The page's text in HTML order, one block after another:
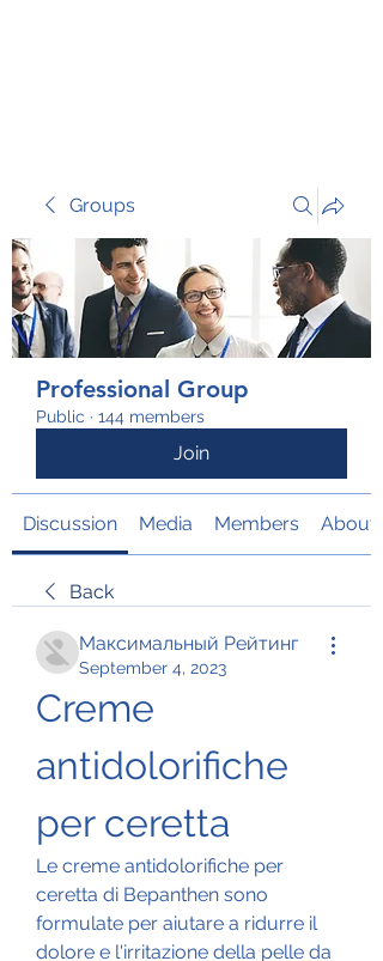
Groups
Professional Group
Public · 144 members
Join
Discussion Media Members About
Back
Максимальный Рейтинг
September 4, 2023
Creme
antidolorifiche
per ceretta
Le creme antidolorifiche per
ceretta di Bepanthen sono
formulate per aiutare a ridurre il
dolore e l'irritazione della pelle da